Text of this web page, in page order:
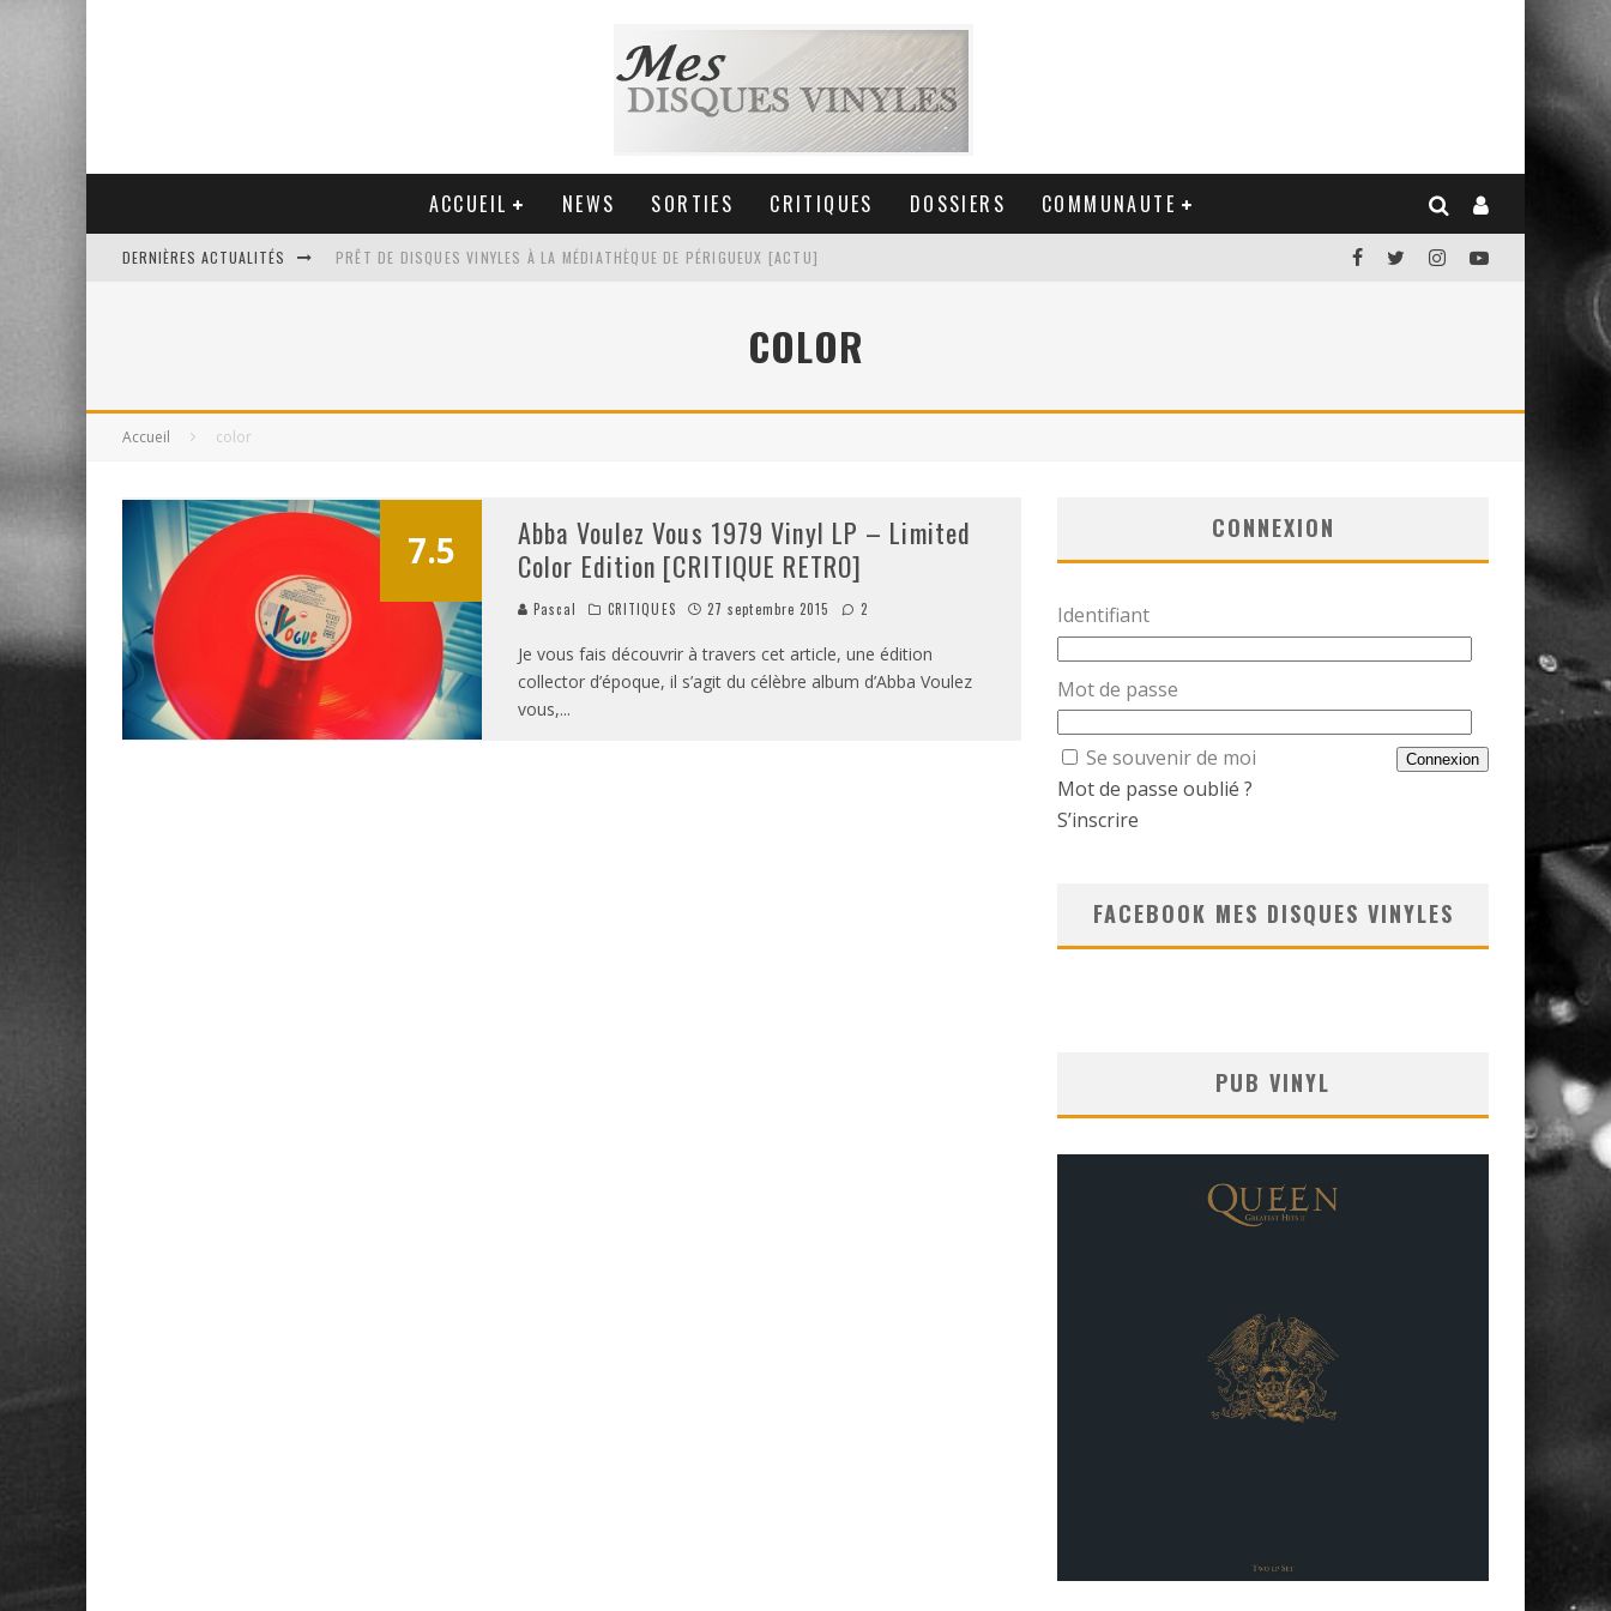
ACCUEIL NEWS SORTIES CRITIQUES DOSSIERS COMMUNAUTE
DERNIÈRES ACTUALITÉS PRÊT DE DISQUES VINYLES À LA MÉDIATHÈQUE DE PÉRIGUEUX [ACTU]
VENTE AUX ENCHÈRES D'UNE COLLECTION DE 6000 VINYLESCOLOR
Accueil color
7.5
Abba Voulez Vous 1979 Vinyl LP – Limited
Color Edition [CRITIQUE RETRO]
Pascal CRITIQUES 27 septembre 2015 2
Je vous fais découvrir à travers cet article, une édition
collector d’époque, il s’agit du célèbre album d’Abba Voulez
vous,...
CONNEXION
Identifiant
Mot de passe
Se souvenir de moi
Mot de passe oublié ?
S’inscrire
FACEBOOK MES DISQUES VINYLES
PUB VINYL